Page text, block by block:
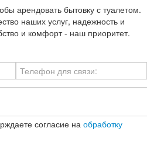
арендовать бытовку с туалетом.
наших услуг, надежность и
и комфорт - наш приоритет.
согласие на обработку